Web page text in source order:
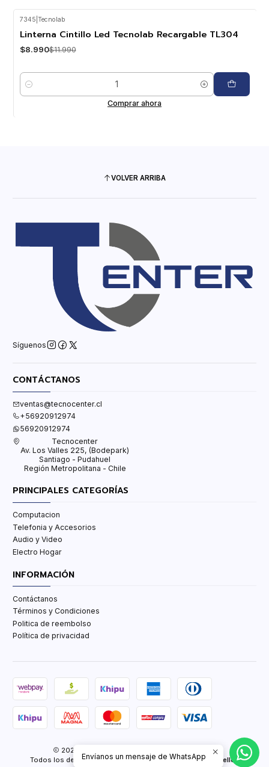
7345 Tecnolab
Linterna Cintillo Led Tecnolab Recargable TL304
$8.990$11.990
Cantidad
Comprar ahora
VOLVER ARRIBA
Síguenos
CONTÁCTANOS
ventas@tecnocenter.cl
+56920912974
56920912974
Tecnocenter
Av. Los Valles 225, (Bodepark)
Santiago - Pudahuel
Región Metropolitana - Chile
PRINCIPALES CATEGORÍAS
Computacion
Telefonia y Accesorios
Audio y Video
Electro Hogar
INFORMACIÓN
Contáctanos
Términos y Condiciones
Politica de reembolso
Política de privacidad
2026 TCenter Tu Tienda de Tecnología y mas.
Todos los derechos reservados.Desarrollado por Jumpseller.
Envíanos un mensaje de WhatsApp